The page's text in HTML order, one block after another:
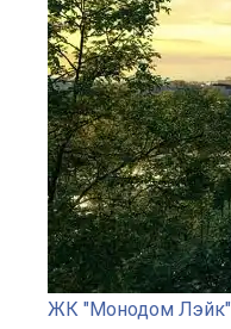
ЖК "Монодом Лэйк"